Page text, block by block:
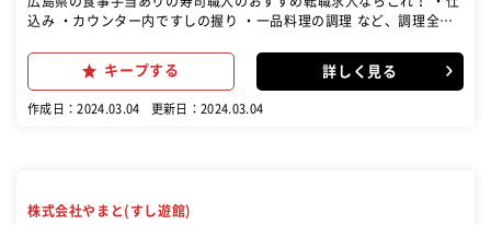
込み ・カウンター内ですしの握り ・一品料理の調理 など、調理全般
は、何といってもご提供する寿司にあります。この寿司を握り、ご提
供するのが寿司職人の大切な仕事。その他、季節の一品料理の調理な
ざんまいでは、「いらっしゃいませ」「本日は何を召し上がります
決定します。無理な異動はありませんので、安心してご応募くださ
キープする 詳しく見る
作成日：2024.03.04 更新日：2024.03.04
株式会社やまと(すし遊館)